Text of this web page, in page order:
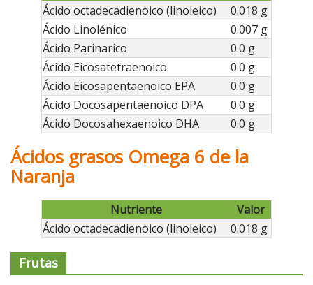
Ácido octadecadienoico (linoleico)
0.018 g
Ácido Linolénico
0.007 g
Ácido Parinarico
0.0 g
Ácido Eicosatetraenoico
0.0 g
Ácido Eicosapentaenoico EPA
0.0 g
Ácido Docosapentaenoico DPA
0.0 g
Ácido Docosahexaenoico DHA
0.0 g
Ácidos grasos Omega 6 de la
Naranja
Nutriente
Valor
Ácido octadecadienoico (linoleico)
0.018 g
Frutas